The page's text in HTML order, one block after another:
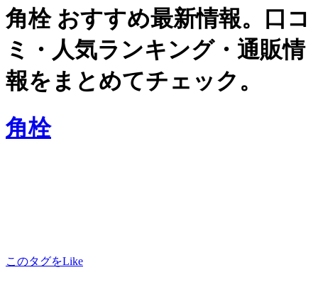
角栓 おすすめ最新情報。口コ
ミ・人気ランキング・通販情
報をまとめてチェック。
角栓
このタグをLike